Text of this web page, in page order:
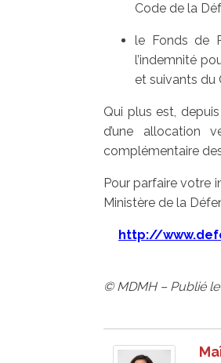
Code de la
le Fonds de
l’indemnité
et suivants du
Qui plus est,
d’une allocation
complémentaire
Pour parfaire votre
Ministère de la
http://
© MDMH – Publié